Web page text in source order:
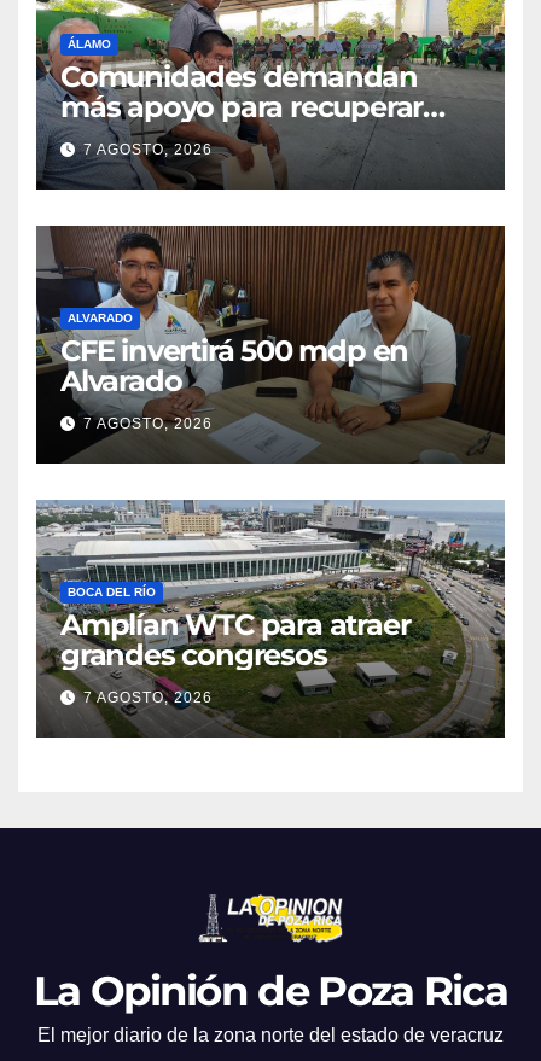
ÁLAMO
Comunidades demandan
más apoyo para recuperar
parcelas
7 AGOSTO, 2026
ALVARADO
CFE invertirá 500 mdp en
Alvarado
7 AGOSTO, 2026
BOCA DEL RÍO
Amplían WTC para atraer
grandes congresos
7 AGOSTO, 2026
La Opinión de Poza Rica
El mejor diario de la zona norte del estado de veracruz